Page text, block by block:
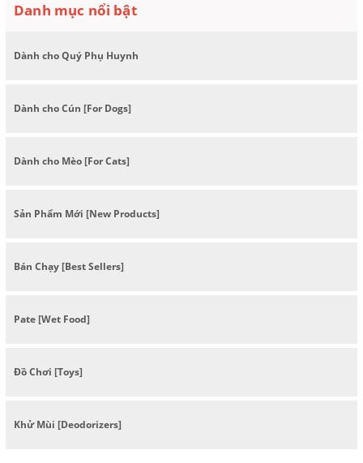
Danh mục nổi bật
Dành cho Quý Phụ Huynh
Dành cho Cún [For Dogs]
Dành cho Mèo [For Cats]
Sản Phẩm Mới [New Products]
Bán Chạy [Best Sellers]
Pate [Wet Food]
Đồ Chơi [Toys]
Khử Mùi [Deodorizers]